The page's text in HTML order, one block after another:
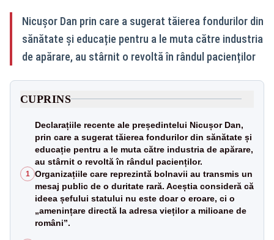
Nicușor Dan prin care a sugerat tăierea fondurilor din
sănătate și educație pentru a le muta către industria
de apărare, au stârnit o revoltă în rândul pacienților
CUPRINS
1
Declarațiile recente ale președintelui Nicușor Dan,
prin care a sugerat tăierea fondurilor din sănătate și
educație pentru a le muta către industria de apărare,
au stârnit o revoltă în rândul pacienților.
Organizațiile care reprezintă bolnavii au transmis un
mesaj public de o duritate rară. Aceștia consideră că
ideea șefului statului nu este doar o eroare, ci o
„amenințare directă la adresa vieților a milioane de
români”.